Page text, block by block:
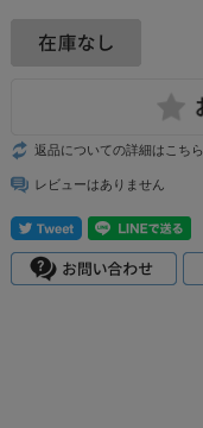
返品についての詳細はこちら
レビューはありません